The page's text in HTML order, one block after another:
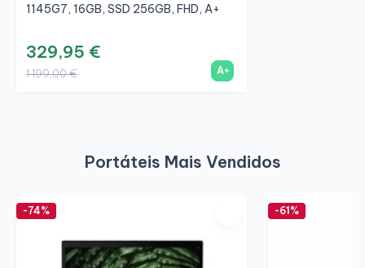
1145G7, 16GB, SSD 256GB, FHD, A+
329,95 €
1 199,00 € A+
Portáteis Mais Vendidos
-74% -61%